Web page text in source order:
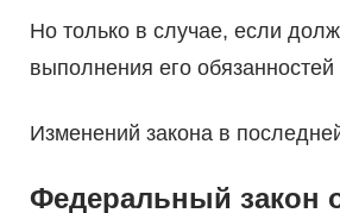
Но только в случае, если
выполнения его
Изменений закона в
Федеральный закон